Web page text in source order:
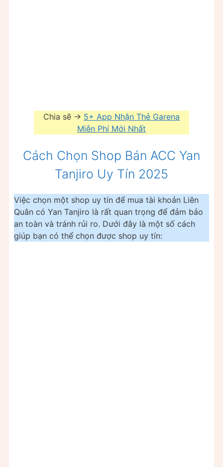
Chia sẽ -> 5+ App Nhận Thẻ Garena
Miễn Phí Mới Nhất
Cách Chọn Shop Bán ACC Yan
Tanjiro Uy Tín 2025
Việc chọn một shop uy tín để mua tài khoản Liên
Quân có Yan Tanjiro là rất quan trọng để đảm bảo
an toàn và tránh rủi ro. Dưới đây là một số cách
giúp bạn có thể chọn được shop uy tín: